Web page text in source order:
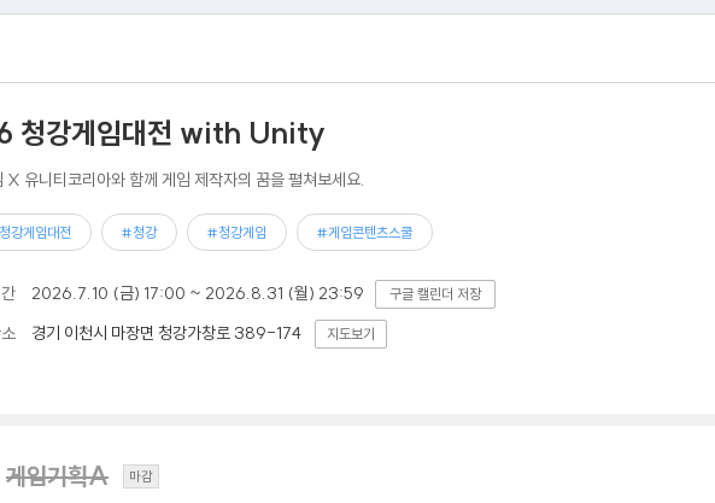
청강게임대전 with Unity
X 유니티코리아와 함께 게임 제작자의 꿈을 펼쳐보세요.
강게임대전 #청강 #청강게임 #게임콘텐츠스쿨
2026.7.10 (금) 17:00 ~ 2026.8.31 (월) 23:59 구글 캘린더 저장
경기 이천시 마장면 청강가창로 389-174 지도보기
게임기획A 마감